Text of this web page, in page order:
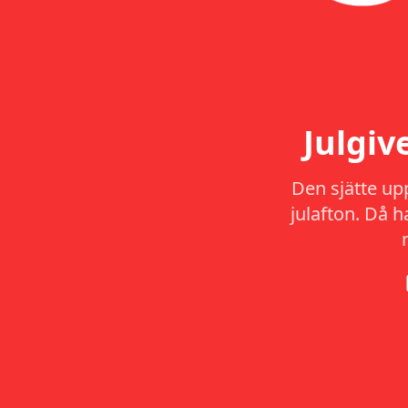
Den sjätte
julafton. Då